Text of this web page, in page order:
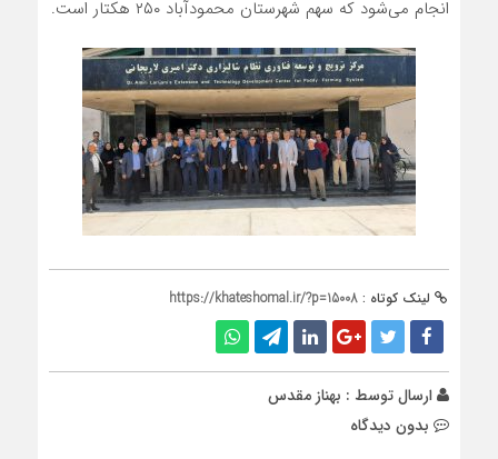
انجام می‌شود که سهم شهرستان محمودآباد ۲۵۰ هکتار است.
لینک کوتاه : https://khateshomal.ir/?p=15008
ارسال توسط : بهناز مقدس
بدون دیدگاه